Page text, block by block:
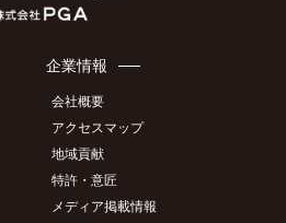
企業情報
会社概要
アクセスマップ
地域貢献
特許・意匠
メディア掲載情報